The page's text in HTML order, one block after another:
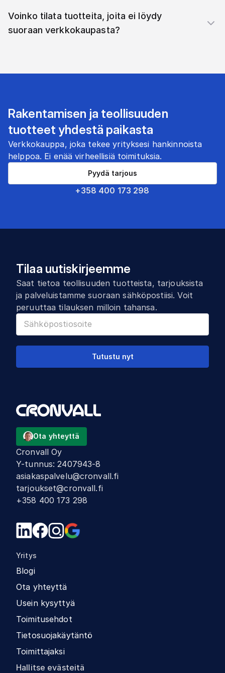
Voinko tilata tuotteita, joita ei löydy
suoraan verkkokaupasta?
Rakentamisen ja teollisuuden
tuotteet yhdestä paikasta
Verkkokauppa, joka tekee yrityksesi hankinnoista
helppoa. Ei enää virheellisiä toimituksia.
+358 400 173 298
Pyydä tarjous
Tilaa uutiskirjeemme
Saat tietoa teollisuuden tuotteista, tarjouksista
ja palveluistamme suoraan sähköpostiisi. Voit
peruuttaa tilauksen milloin tahansa.
Tutustu nyt
Ota yhteyttä
Cronvall Oy
Y-tunnus:2407943-8
asiakaspalvelu@cronvall.fi
tarjoukset@cronvall.fi
+358 400 173 298
Yritys
Blogi
Ota yhteyttä
Usein kysyttyä
Toimitusehdot
Tietosuojakäytäntö
Toimittajaksi
Hallitse evästeitä